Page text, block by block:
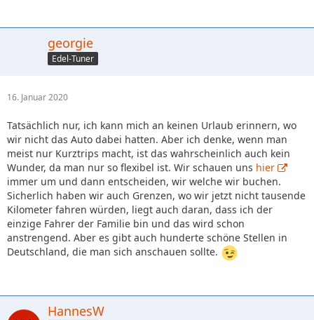
georgie
Edel-Tuner
16. Januar 2020
Tatsächlich nur, ich kann mich an keinen Urlaub erinnern, wo
wir nicht das Auto dabei hatten. Aber ich denke, wenn man
meist nur Kurztrips macht, ist das wahrscheinlich auch kein
Wunder, da man nur so flexibel ist. Wir schauen uns hier
immer um und dann entscheiden, wir welche wir buchen.
Sicherlich haben wir auch Grenzen, wo wir jetzt nicht tausende
Kilometer fahren würden, liegt auch daran, dass ich der
einzige Fahrer der Familie bin und das wird schon
anstrengend. Aber es gibt auch hunderte schöne Stellen in
Deutschland, die man sich anschauen sollte.
HannesW